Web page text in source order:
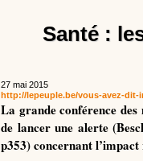
Santé :
27 mai 2015
http://lepeuple.be/vous-avez-dit-
La grande conférence
de lancer une alerte
p353) concernant